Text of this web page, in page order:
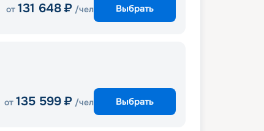
от 131 648 ₽ /чел Выбрать
от 135 599 ₽ /чел Выбрать